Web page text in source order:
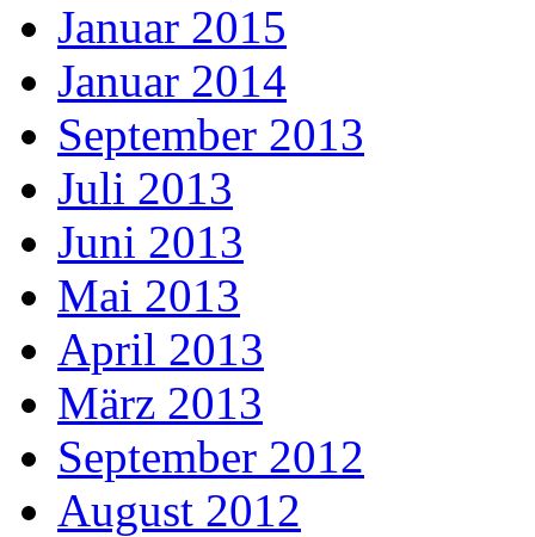
Januar 2015
Januar 2014
September 2013
Juli 2013
Juni 2013
Mai 2013
April 2013
März 2013
September 2012
August 2012